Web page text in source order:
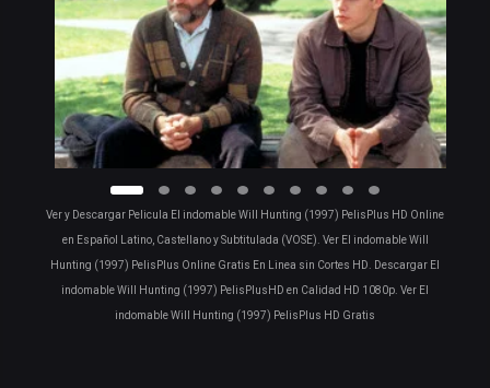
Ver y Descargar Pelicula El indomable Will Hunting (1997) PelisPlus HD Online
en Español Latino, Castellano y Subtitulada (VOSE). Ver El indomable Will
Hunting (1997) PelisPlus Online Gratis En Linea sin Cortes HD. Descargar El
indomable Will Hunting (1997) PelisPlusHD en Calidad HD 1080p. Ver El
indomable Will Hunting (1997) PelisPlus HD Gratis